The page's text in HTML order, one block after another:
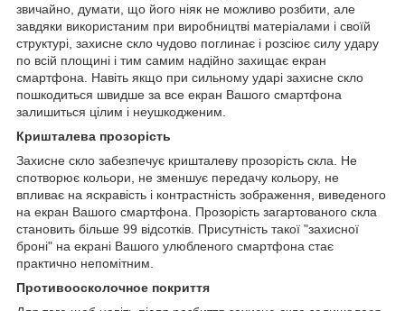
звичайно, думати, що його ніяк не можливо розбити, але
завдяки використаним при виробництві матеріалами і своїй
структурі, захисне скло чудово поглинає і розсіює силу удару
по всій площині і тим самим надійно захищає екран
смартфона. Навіть якщо при сильному ударі захисне скло
пошкодиться швидше за все екран Вашого смартфона
залишиться цілим і неушкодженим.
Кришталева прозорість
Захисне скло забезпечує кришталеву прозорість скла. Не
спотворює кольори, не зменшує передачу кольору, не
впливає на яскравість і контрастність зображення, виведеного
на екран Вашого смартфона. Прозорість загартованого скла
становить більше 99 відсотків. Присутність такої "захисної
броні" на екрані Вашого улюбленого смартфона стає
практично непомітним.
Противоосколочное покриття